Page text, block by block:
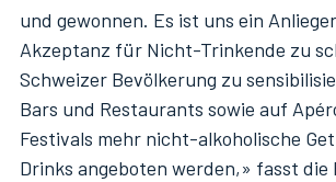
und gewonnen. Es ist uns ein
Akzeptanz für Nicht-Trinkende zu
Schweizer Bevölkerung zu
Bars und Restaurants sowie auf
Festivals mehr nicht-alkoholische
Drinks angeboten werden,» fasst